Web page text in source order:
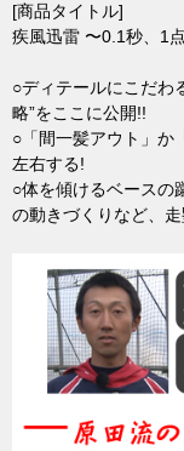
[商品タイトル]
疾風迅雷 〜0.1秒、1
○ディテールにこだわ
略”をここに公開!!
○「間一髪アウト」か
左右する!
○体を傾けるベースの
の動きづくりなど、